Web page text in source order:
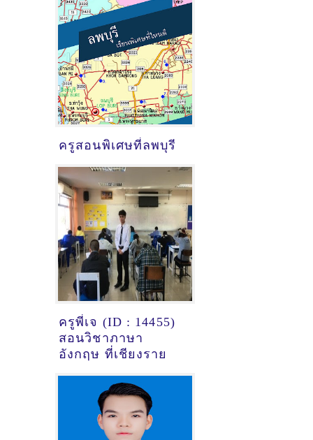
ครูสอนพิเศษที่ลพบุรี
ครูพี่เจ (ID : 14455)
สอนวิชาภาษา
อังกฤษ ที่เชียงราย